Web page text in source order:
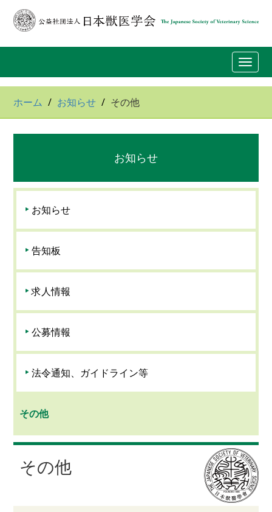
ホーム
お知らせ その他
お知らせ
お知らせ
告知板
求人情報
公募情報
法令通知、ガイドライン等
その他
その他